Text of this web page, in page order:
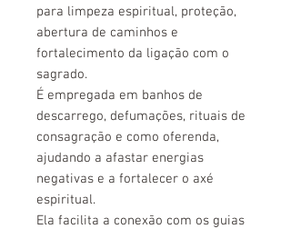
para limpeza espiritual, proteção,
abertura de caminhos e
fortalecimento da ligação com o
sagrado.
É empregada em banhos de
descarrego, defumações, rituais de
consagração e como oferenda,
ajudando a afastar energias
negativas e a fortalecer o axé
espiritual.
Ela facilita a conexão com os guias